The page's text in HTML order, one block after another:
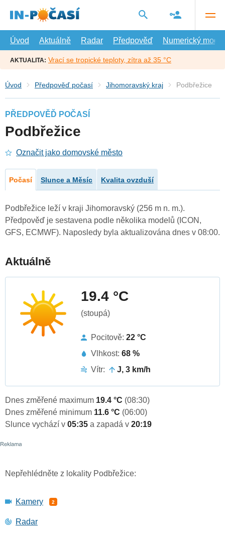
hlavní
Úvod
Aktuálně Radar Předpověď Numerický model
AKTUALITA: Vrací se tropické teploty, zítra až 35 °C
Úvod Předpověď počasí Jihomoravský kraj Podbřežice
PŘEDPOVĚĎ POČASÍ
Podbřežice
Označit jako domovské město
Počasí Slunce a Měsíc Kvalita ovzduší
Podbřežice leží v kraji Jihomoravský (256 m n. m.).
Předpověď je sestavena podle několika modelů (ICON,
GFS, ECMWF). Naposledy byla aktualizována dnes v 08:00.
Aktuálně
19.4 °C
(stoupá)
Pocitově: 22 °C
Vlhkost: 68 %
Vítr:
J, 3 km/h
Dnes změřené maximum 19.4 °C (08:30)
Dnes změřené minimum 11.6 °C (06:00)
Slunce vychází v 05:35 a zapadá v 20:19
Nepřehlédněte z lokality Podbřežice:
Kamery 2
Radar